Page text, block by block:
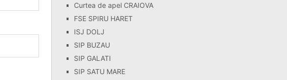
Curtea de apel CRAIOVA
FSE SPIRU HARET
ISJ DOLJ
SIP BUZAU
SIP GALATI
SIP SATU MARE